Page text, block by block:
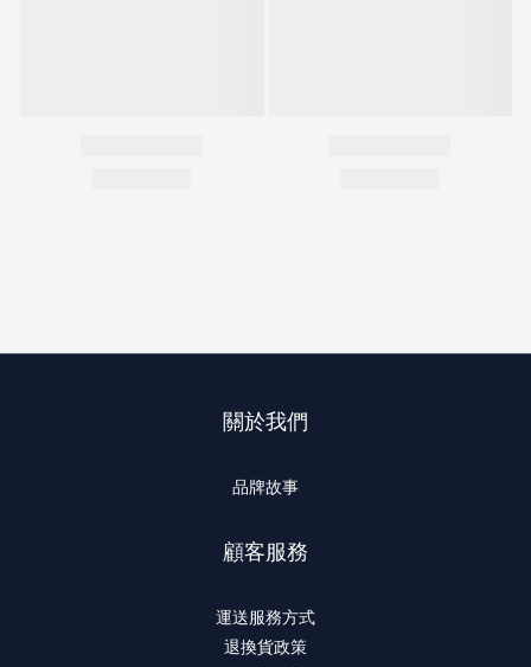
關於我們
品牌故事
顧客服務
運送服務方式
退換貨政策